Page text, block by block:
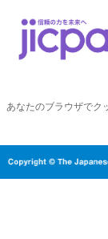
あなたのブラウザでク